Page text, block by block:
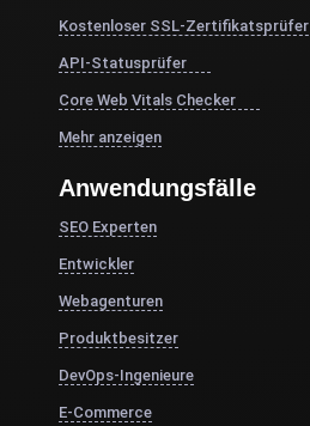
Kostenloser SSL-Zertifikatsprüfer
API-Statusprüfer
Core Web Vitals Checker
Mehr anzeigen
Anwendungsfälle
SEO Experten
Entwickler
Webagenturen
Produktbesitzer
DevOps-Ingenieure
E-Commerce